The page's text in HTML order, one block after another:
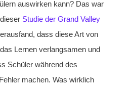
auswirken kann? Das war
Studie der Grand Valley
dass diese Art von
Lernen verlangsamen und
Schüler während des
machen. Was wirklich